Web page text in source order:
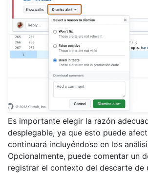
Es importante elegir la razón
desplegable, ya que esto puede
continuará incluyéndose en los
Opcionalmente, puede comentar un
registrar el contexto del descarte de